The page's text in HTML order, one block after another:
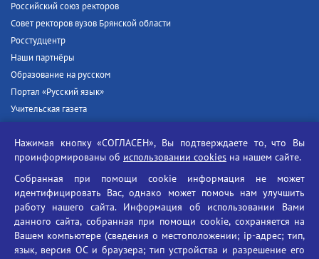
Российский союз ректоров
Совет ректоров вузов Брянской области
Росстудцентр
Наши партнёры
Образование на русском
Портал «Русский язык»
Учительская газета
Единый портал государственных услуг
Противодействие угрозам информационной безопасности
Социальные ролики - Генеральная прокуратура РФ
Противодействие коррупции
БГУ против наркотиков
Нажимая кнопку «СОГЛАСЕН», Вы подтверждаете то, что Вы
проинформированы об использовании cookies на нашем сайте.
Собранная при помощи cookie информация не может
идентифицировать Вас, однако может помочь нам улучшить
работу нашего сайта. Информация об использовании Вами
данного сайта, собранная при помощи cookie, сохраняется на
Вашем компьютере (сведения о местоположении; ip-адрес; тип,
язык, версия ОС и браузера; тип устройства и разрешение его